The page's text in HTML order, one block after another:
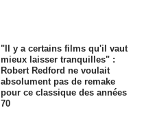
"Il y a certains films qu'il vaut
mieux laisser tranquilles" :
Robert Redford ne voulait
absolument pas de remake
pour ce classique des années
70